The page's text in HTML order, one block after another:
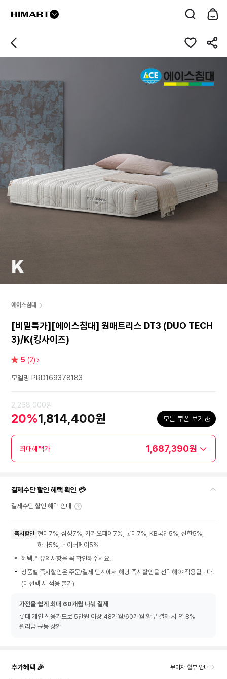
에이스침대
[비밀특가][에이스침대] 원매트리스 DT3 (DUO TECH
3)/K(킹사이즈)
별 5 (2)
모델명 PRD169378183
2,268,000원
20%1,814,400원 모든 쿠폰 보기
최대혜택가 1,687,390원
결제수단 할인 혜택 확인 💳
결제수단 할인 혜택 안내
즉시할인 현대7%, 삼성7%, 카카오페이7%, 롯데7%, KB국민5%, 신한5%,
하나5%, 네이버페이5%
혜택별 유의사항을 꼭 확인해주세요.
상품별 즉시할인은 주문/결제 단계에서 해당 즉시할인을 선택해야 적용됩니다.
(미선택 시 적용 불가)
가전을 쉽게 최대 60개월 나눠 결제
롯데 개인 신용카드로 5만원 이상 48개월/60개월 할부 결제 시 연 8%
원리금 균등 상환
추가혜택 🎉 무이자 할부 안내